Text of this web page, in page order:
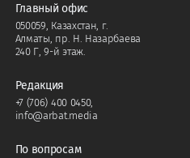
Главный офис
050059, Казахстан, г.
Алматы, пр. Н. Назарбаева
240 Г, 9-й этаж.
Редакция
+7 (706) 400 0450,
info@arbat.media
По вопросам